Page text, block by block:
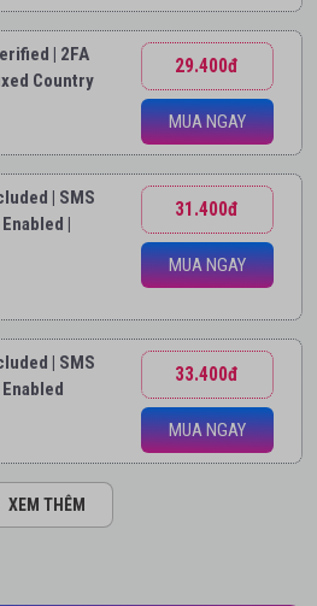
| 2FA
Country
29.400đ
MUA NGAY
| SMS
|
31.400đ
MUA NGAY
| SMS
33.400đ
MUA NGAY
XEM THÊM